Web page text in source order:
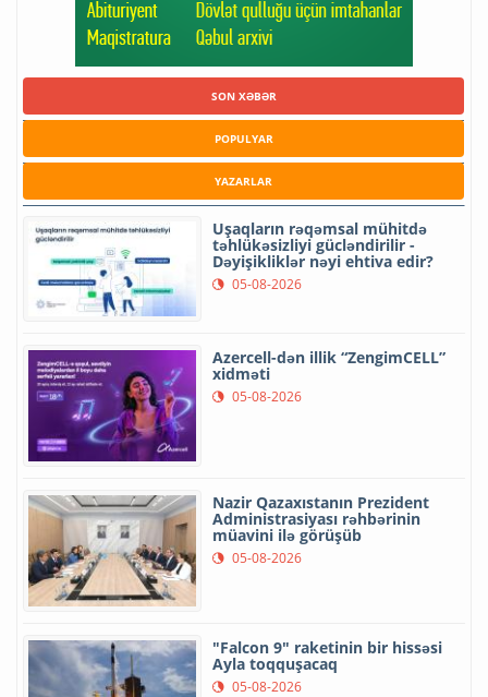
SON XƏBƏR
POPULYAR
YAZARLAR
Uşaqların rəqəmsal mühitdə
təhlükəsizliyi gücləndirilir -
Dəyişikliklər nəyi ehtiva edir?
05-08-2026
Azercell-dən illik “ZengimCELL”
xidməti
05-08-2026
Nazir Qazaxıstanın Prezident
Administrasiyası rəhbərinin
müavini ilə görüşüb
05-08-2026
"Falcon 9" raketinin bir hissəsi
Ayla toqquşacaq
05-08-2026